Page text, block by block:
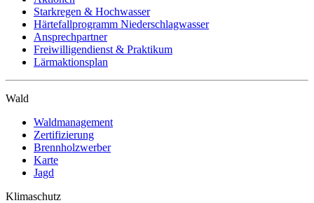
Starkregen & Hochwasser
Härtefallprogramm Niederschlagwasser
Ansprechpartner
Freiwilligendienst & Praktikum
Lärmaktionsplan
Wald
Waldmanagement
Zertifizierung
Brennholzwerber
Karte
Jagd
Klimaschutz